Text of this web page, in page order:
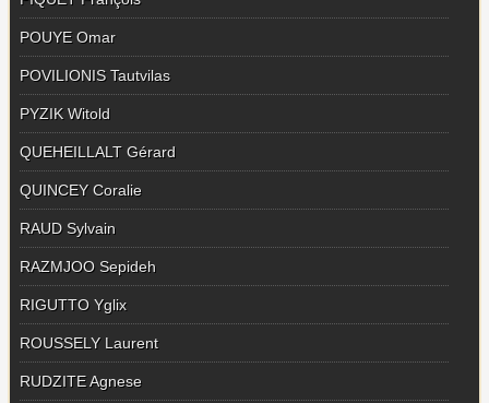
POUYE Omar
POVILIONIS Tautvilas
PYZIK Witold
QUEHEILLALT Gérard
QUINCEY Coralie
RAUD Sylvain
RAZMJOO Sepideh
RIGUTTO Yglix
ROUSSELY Laurent
RUDZITE Agnese